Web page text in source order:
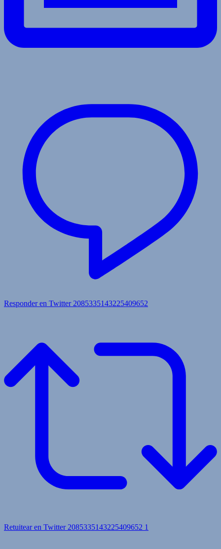
Responder en Twitter 2085335143225409652
Retuitear en Twitter 2085335143225409652 1